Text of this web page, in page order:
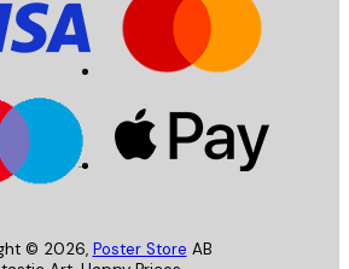
© 2026, Poster Store AB